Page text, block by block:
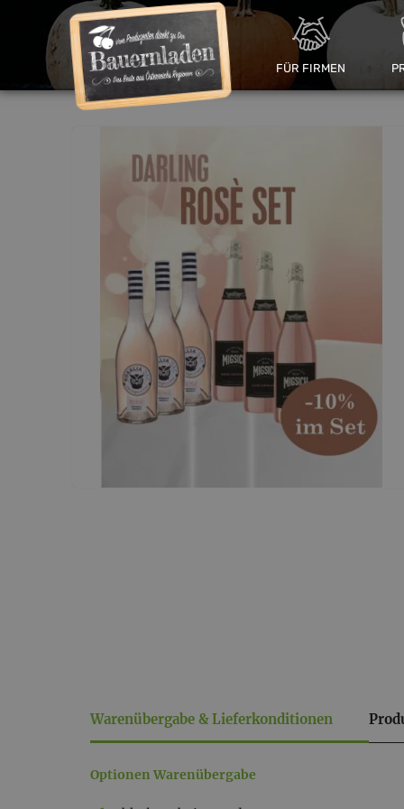
FÜR FIRMEN
Warenübergabe & Lieferkonditionen
Warenübergabe
Optionen Warenübergabe